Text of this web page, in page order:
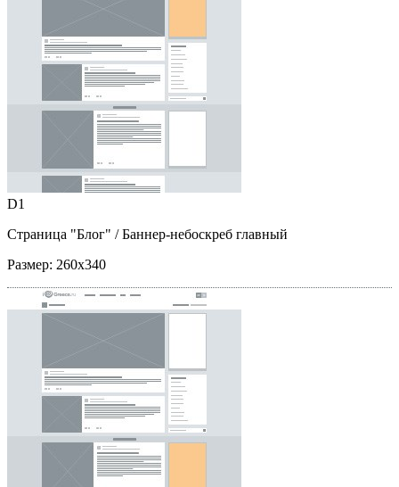
D1
Страница "Блог" / Баннер-небоскреб главный
Размер: 260x340